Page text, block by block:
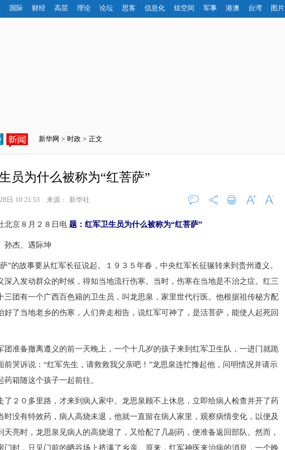
国际 财经 高层 理论 论坛 思客 信息化 炫空间 军事 港澳 台湾 图片
新华网 > 时政 > 正文
员为什么被称为“红菩萨”
日 10:21:53 来源： 新华社
评论
京８月２８日电 题：红军卫生员为什么被称为“红菩萨”
杰、遇际坤
的故事要从红军长征说起。１９３５年春，中央红军长征辗转来到贵州遵义。
深入发动群众的时候，得知当地流行伤寒。当时，伤寒在当地是不治之症。红三
三团有一个广西百色籍的卫生员，叫龙思泉，家里世代行医。他根据祖传秘方配
好了当地老乡的伤寒，人们奔走相告，说红军可神了，是活菩萨，能使人起死回
备撤离遵义的前一天晚上，一个十几岁的孩子来到红军卫生队，一进门就跪
前哭诉说：“红军先生，请救救我父亲吧！”龙思泉连忙搀起他，问明情况并请示
药箱随这个孩子一起前往。
０多里路，才来到病人家中。龙思泉顾不上休息，立即给病人检查并开了药
时没有特效药，病人高烧未退，他就一直留在病人家里，观察病情变化，以便及
天亮时，龙思泉见病人的高烧退了，又给配了几副药，便准备返回部队。然而，
门时，只见门前的晒谷场上挤满了乡亲。原来，红军神医来治病的消息，一个晚